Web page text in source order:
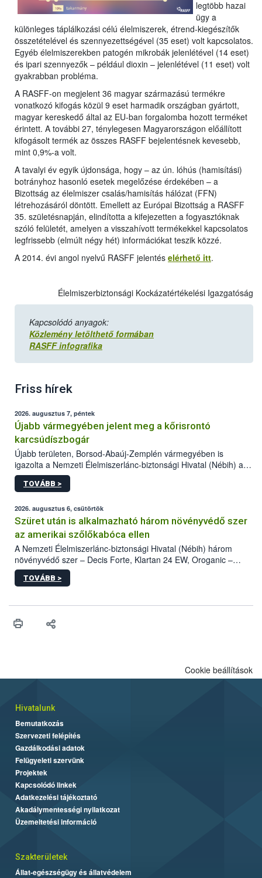
legtöbb hazai
ügy a
különleges táplálkozási célú élelmiszerek, étrend-kiegészítők
összetételével és szennyezettségével (35 eset) volt kapcsolatos.
Egyéb élelmiszerekben patogén mikrobák jelenlétével (14 eset)
és ipari szennyezők – például dioxin – jelenlétével (11 eset) volt
gyakrabban probléma.
A RASFF-on megjelent 36 magyar származású termékre
vonatkozó kifogás közül 9 eset harmadik országban gyártott,
magyar kereskedő által az EU-ban forgalomba hozott terméket
érintett. A további 27, ténylegesen Magyarországon előállított
kifogásolt termék az összes RASFF bejelentésnek kevesebb,
mint 0,9%-a volt.
A tavalyi év egyik újdonsága, hogy – az ún. lóhús (hamisítási)
botrányhoz hasonló esetek megelőzése érdekében – a
Bizottság az élelmiszer csalás/hamisítás hálózat (FFN)
létrehozásáról döntött. Emellett az Európai Bizottság a RASFF
35. születésnapján, elindította a kifejezetten a fogyasztóknak
szóló felületét, amelyen a visszahívott termékekkel kapcsolatos
legfrissebb (elmúlt négy hét) információkat teszik közzé.
A 2014. évi angol nyelvű RASFF jelentés elérhető itt.
Élelmiszerbiztonsági Kockázatértékelési Igazgatóság
Kapcsolódó anyagok:
Közlemény letölthető formában
RASFF infografika
Friss hírek
2026. augusztus 7, péntek
Újabb vármegyében jelent meg a kőrisrontó
karcsúdíszbogár
Újabb területen, Borsod-Abaúj-Zemplén vármegyében is
igazolta a Nemzeti Élelmiszerlánc-biztonsági Hivatal (Nébih) a
kőrisrontó karcsúdíszbogár (Agrilus planipennis) jelenlétét. A
kártevőt nem csak színcsapdában találták meg, de már fertőzött
az intenzív felderítést, emellett az intézkedéseket a szlovák
hatósággal is összehangolják a terjedés megállítása érdekében.
TOVÁBB >
2026. augusztus 6, csütörtök
Szüret után is alkalmazható három növényvédő szer
az amerikai szőlőkabóca ellen
A Nemzeti Élelmiszerlánc-biztonsági Hivatal (Nébih) három
növényvédő szer – Decis Forte, Klartan 24 EW, Oroganic –
engedélyokiratát módosította, így azok a szüretet követően,
egészen a vesszőérettség (BBCH 91) stádiumáig
érésű szőlőkben is legyen lehetőség a károsító elleni további
felhasználók számára is elérhető és ökológiai termesztésben is
TOVÁBB >
Cookie beállítások
Hivatalunk
Bemutatkozás
Szervezeti felépítés
Gazdálkodási adatok
Felügyeleti szervünk
Projektek
Kapcsolódó linkek
Adatkezelési tájékoztató
Akadálymentességi nyilatkozat
Üzemeltetési információ
Szakterületek
Állat-egészségügy és állatvédelem